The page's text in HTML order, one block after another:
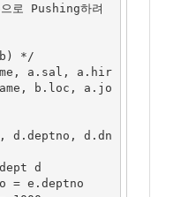
로 Pushing하려
*/
b.loc, a.jo